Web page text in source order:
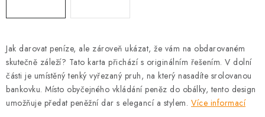
Jak darovat peníze, ale zároveň ukázat, že vám na obdarovaném
skutečně záleží? Tato karta přichází s originálním řešením. V dolní
části je umístěný tenký vyřezaný pruh, na který nasadíte srolovanou
bankovku. Místo obyčejného vkládání peněz do obálky, tento design
umožňuje předat peněžní dar s elegancí a stylem. Více informací